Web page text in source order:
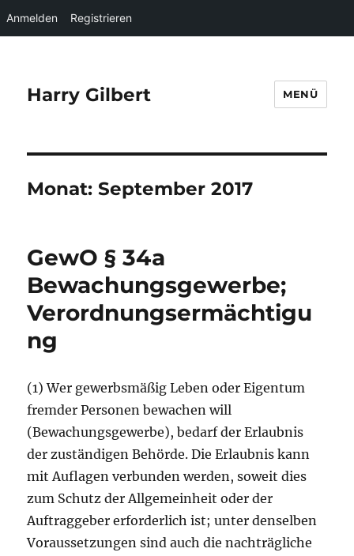
Anmelden Registrieren
Harry Gilbert MENÜ
Monat:September 2017
GewO § 34a
Bewachungsgewerbe;
Verordnungsermächtigu
ng
(1) Wer gewerbsmäßig Leben oder Eigentum
fremder Personen bewachen will
(Bewachungsgewerbe), bedarf der Erlaubnis
der zuständigen Behörde. Die Erlaubnis kann
mit Auflagen verbunden werden, soweit dies
zum Schutz der Allgemeinheit oder der
Auftraggeber erforderlich ist; unter denselben
Voraussetzungen sind auch die nachträgliche